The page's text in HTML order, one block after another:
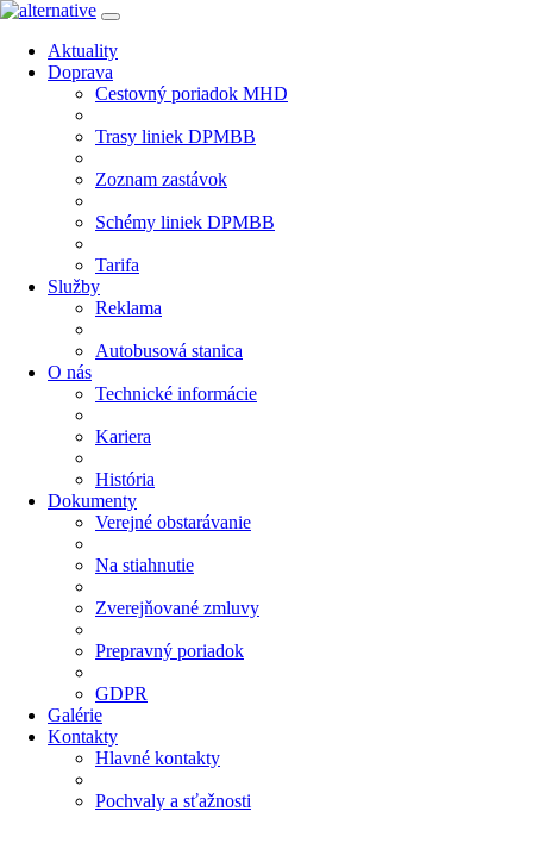
Aktuality
Doprava
Cestovný poriadok MHD
Trasy liniek DPMBB
Zoznam zastávok
Schémy liniek DPMBB
Tarifa
Služby
Reklama
Autobusová stanica
O nás
Technické informácie
Kariera
História
Dokumenty
Verejné obstarávanie
Na stiahnutie
Zverejňované zmluvy
Prepravný poriadok
GDPR
Galérie
Kontakty
Hlavné kontakty
Pochvaly a sťažnosti